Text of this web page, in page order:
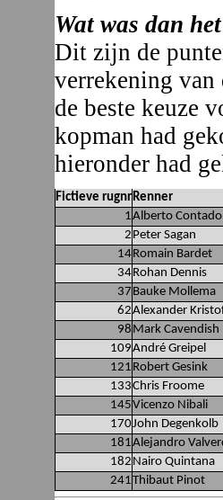
Wat was dan
Dit zijn de
verrekening van
de beste keuze
kopman had
hieronder had
Fictieve rugnr Renner
1Alberto
2 Peter Sagan
14 Romain Bardet
34 Rohan Dennis
37 Bauke Mollema
62Alexander
98 Mark Cavendish
109André Greipel
121 Robert Gesink
133Chris Froome
145Vicenzo Nibali
170John Degenkolb
181Alejandro
182 Nairo Quintana
241Thibaut Pinot